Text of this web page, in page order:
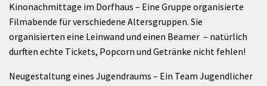
Kinonachmittage im Dorfhaus – Eine Gruppe organisierte
Filmabende für verschiedene Altersgruppen. Sie
organisierten eine Leinwand und einen Beamer – natürlich
durften echte Tickets, Popcorn und Getränke nicht fehlen!
Neugestaltung eines Jugendraums – Ein Team Jugendlicher